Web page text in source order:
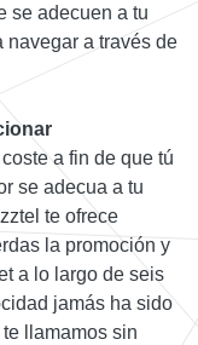
se adecuen a tu
navegar a través de
a fin de que tú
se adecua a tu
te ofrece
la promoción y
a lo largo de seis
jamás ha sido
llamamos sin